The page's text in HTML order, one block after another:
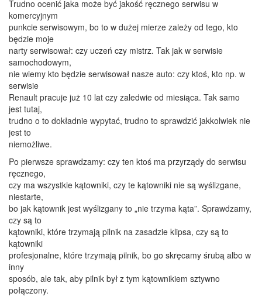
Trudno ocenić jaka może być jakość ręcznego serwisu w
komercyjnym
punkcie serwisowym, bo to w dużej mierze zależy od tego, kto
będzie moje
narty serwisował: czy uczeń czy mistrz. Tak jak w serwisie
samochodowym,
nie wiemy kto będzie serwisował nasze auto: czy ktoś, kto np. w
serwisie
Renault pracuje już 10 lat czy zaledwie od miesiąca. Tak samo
jest tutaj,
trudno o to dokładnie wypytać, trudno to sprawdzić jakkolwiek nie
jest to
niemożliwe.
Po pierwsze sprawdzamy: czy ten ktoś ma przyrządy do serwisu
ręcznego,
czy ma wszystkie kątowniki, czy te kątowniki nie są wyślizgane,
niestarte,
bo jak kątownik jest wyślizgany to „nie trzyma kąta”. Sprawdzamy,
czy są to
kątowniki, które trzymają pilnik na zasadzie klipsa, czy są to
kątowniki
profesjonalne, które trzymają pilnik, bo go skręcamy śrubą albo w
inny
sposób, ale tak, aby pilnik był z tym kątownikiem sztywno
połączony.